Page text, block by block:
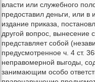
власти или служебного
предоставил деньги, или в
издание приказа,
другой вопрос, вынесение
представляет собой
предусмотренное ч. 4 ст.
неправомерной выгоды,
занимающим особо